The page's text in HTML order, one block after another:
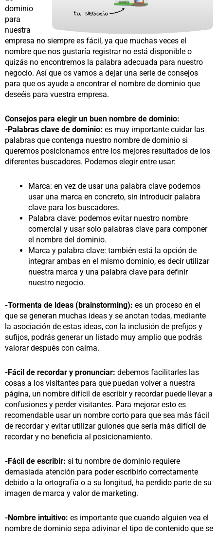
dominio
para
nuestra
empresa no siempre es fácil, ya que muchas veces el
nombre que nos gustaría registrar no está disponible o
quizás no encontremos la palabra adecuada para nuestro
negocio. Así que os vamos a dejar una serie de consejos
para que os ayude a encontrar el nombre de dominio que
deseéis para vuestra empresa.
Consejos para elegir un buen nombre de dominio:
-Palabras clave de dominio: es muy importante cuidar las
palabras que contenga nuestro nombre de dominio si
queremos posicionarnos entre los mejores resultados de los
diferentes buscadores. Podemos elegir entre usar:
Marca: en vez de usar una palabra clave podemos
usar una marca en concreto, sin introducir palabra
clave para los buscadores.
Palabra clave: podemos evitar nuestro nombre
comercial y usar solo palabras clave para componer
el nombre del dominio.
Marca y palabra clave: también está la opción de
integrar ambas en el mismo dominio, es decir utilizar
nuestra marca y una palabra clave para definir
nuestro negocio.
-Tormenta de ideas (brainstorming): es un proceso en el
que se generan muchas ideas y se anotan todas, mediante
la asociación de estas ideas, con la inclusión de prefijos y
sufijos, podrás generar un listado muy amplio que podrás
valorar después con calma.
-Fácil de recordar y pronunciar: debemos facilitarles las
cosas a los visitantes para que puedan volver a nuestra
página, un nombre difícil de escribir y recordar puede llevar a
confusiones y perder visitantes. Para mejorar esto es
recomendable usar un nombre corto para que sea más fácil
de recordar y evitar utilizar guiones que sería más difícil de
recordar y no beneficia al posicionamiento.
-Fácil de escribir: si tu nombre de dominio requiere
demasiada atención para poder escribirlo correctamente
debido a la ortografía o a su longitud, ha perdido parte de su
imagen de marca y valor de marketing.
-Nombre intuitivo: es importante que cuando alguien vea el
nombre de dominio sepa adivinar el tipo de contenido que se